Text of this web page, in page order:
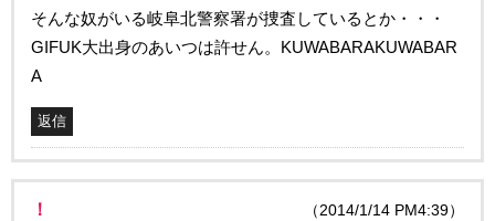
そんな奴がいる岐阜北警察署が捜査しているとか・・・
GIFUK大出身のあいつは許せん。KUWABARAKUWABAR
A
返信
！ （2014/1/14 PM4:39）